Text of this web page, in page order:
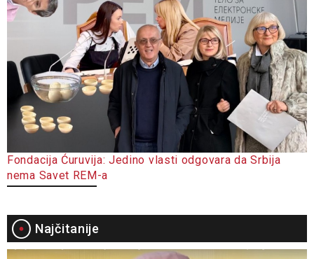
Fondacija Ćuruvija: Jedino vlasti odgovara da Srbija
nema Savet REM-a
Najčitanije